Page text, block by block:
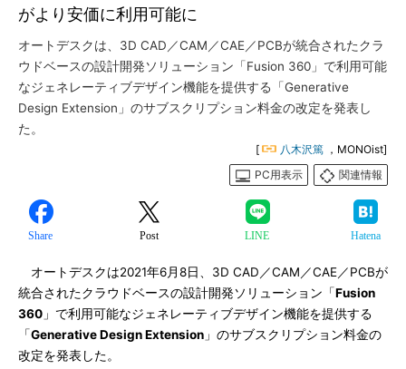
がより安価に利用可能に
オートデスクは、3D CAD／CAM／CAE／PCBが統合されたクラ
ウドベースの設計開発ソリューション「Fusion 360」で利用可能
なジェネレーティブデザイン機能を提供する「Generative
Design Extension」のサブスクリプション料金の改定を発表し
た。
[ 八木沢篤 ，MONOist]
PC用表示
関連情報
Share Post LINE Hatena
オートデスクは2021年6月8日、3D CAD／CAM／CAE／PCBが
統合されたクラウドベースの設計開発ソリューション「Fusion
360 」で利用可能なジェネレーティブデザイン機能を提供する
「Generative Design Extension 」のサブスクリプション料金の
改定を発表した。